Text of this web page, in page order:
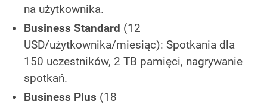
na użytkownika.
Business Standard (12
USD/użytkownika/miesiąc): Spotkania dla
150 uczestników, 2 TB pamięci, nagrywanie
spotkań.
Business Plus (18